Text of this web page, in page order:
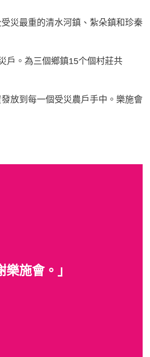
災最重的清水河鎮、紮朵鎮和珍秦
戶。為三個鄉鎮15个個村莊共
放到每一個受災農戶手中。樂施會
施會。」